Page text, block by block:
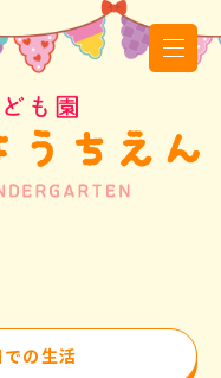
での生活